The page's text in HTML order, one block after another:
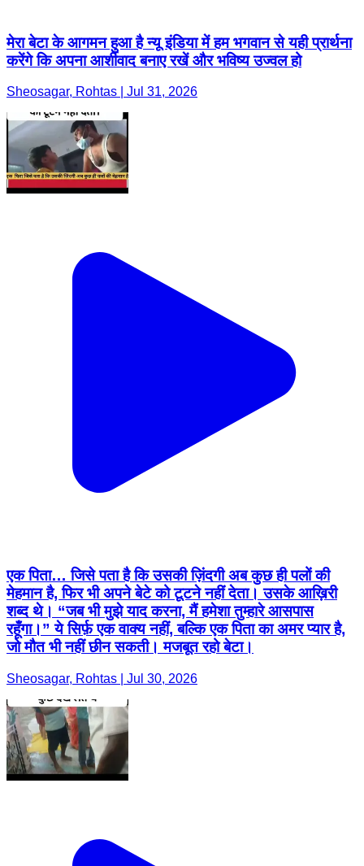
मेरा बेटा के आगमन हुआ है न्यू इंडिया में हम भगवान से यही प्रार्थना
करेंगे कि अपना आर्शीवाद बनाए रखें और भविष्य उज्वल हो
Sheosagar, Rohtas | Jul 31, 2026
एक पिता… जिसे पता है कि उसकी ज़िंदगी अब कुछ ही पलों की
मेहमान है, फिर भी अपने बेटे को टूटने नहीं देता। उसके आख़िरी
शब्द थे। “जब भी मुझे याद करना, मैं हमेशा तुम्हारे आसपास
रहूँगा।” ये सिर्फ़ एक वाक्य नहीं, बल्कि एक पिता का अमर प्यार है,
जो मौत भी नहीं छीन सकती। मजबूत रहो बेटा।
Sheosagar, Rohtas | Jul 30, 2026